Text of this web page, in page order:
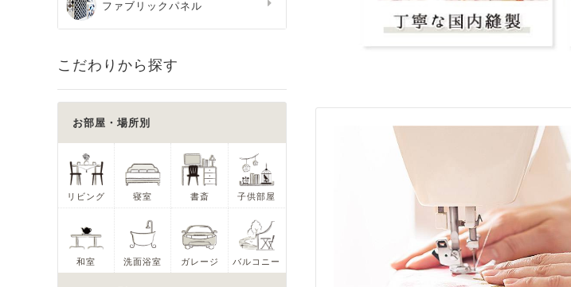
ファブリックパネル
こだわりから探す
お部屋・場所別
リビング 寝室 書斎 子供部屋
和室 洗面浴室 ガレージ バルコニー